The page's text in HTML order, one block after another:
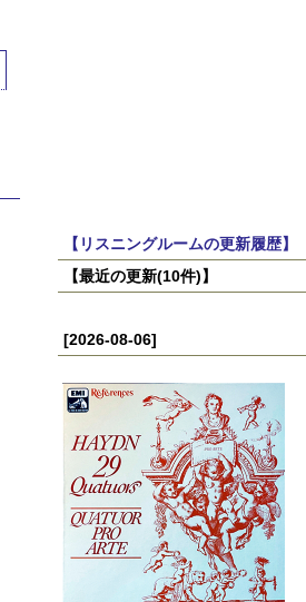
【リスニングルームの更新履歴】
【最近の更新(10件)】
[2026-08-06]